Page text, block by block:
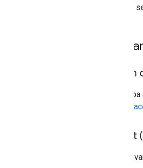
Script e
Puoi